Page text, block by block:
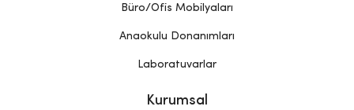
Büro/Ofis Mobilyaları
Anaokulu Donanımları
Laboratuvarlar
Kurumsal